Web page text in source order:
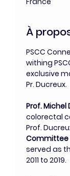
À
PSCC
withing
exclusive
Pr. Ducreux.
Prof. Michel
colorectal
Prof.
Committee
served as
2011 to 2019.